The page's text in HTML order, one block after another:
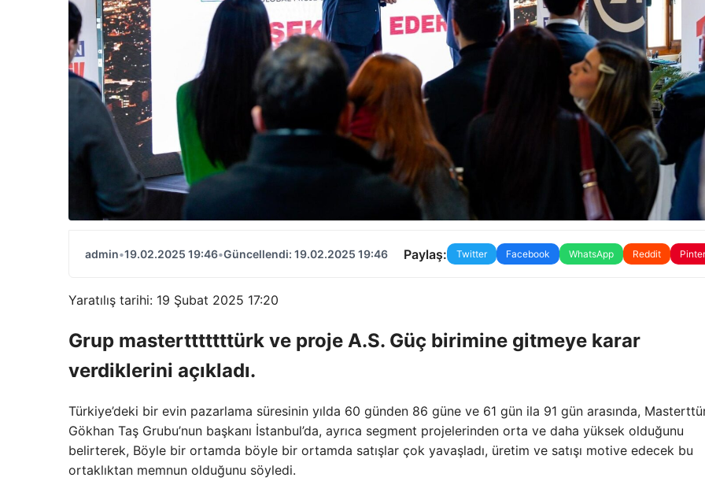
admin•19.02.2025 19:46•Güncellendi: 19.02.2025 19:46 Paylaş: Twitter Facebook WhatsApp Reddit
Yaratılış tarihi: 19 Şubat 2025 17:20
Grup mastertttttttürk ve proje A.S. Güç birimine gitmeye karar
verdiklerini açıkladı.
Türkiye’deki bir evin pazarlama süresinin yılda 60 günden 86 güne ve 61 gün ila 91 gün arasında,
Gökhan Taş Grubu’nun başkanı İstanbul’da, ayrıca segment projelerinden orta ve daha yüksek olduğunu
belirterek, Böyle bir ortamda böyle bir ortamda satışlar çok yavaşladı, üretim ve satışı motive edecek bu
ortaklıktan memnun olduğunu söyledi.